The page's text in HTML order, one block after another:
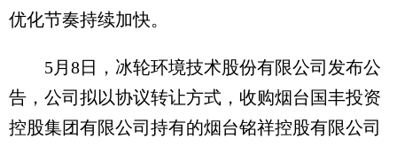
优化节奏持续加快。
5月8日，冰轮环境技术股份有限公司发布公
告，公司拟以协议转让方式，收购烟台国丰投资
控股集团有限公司持有的烟台铭祥控股有限公司